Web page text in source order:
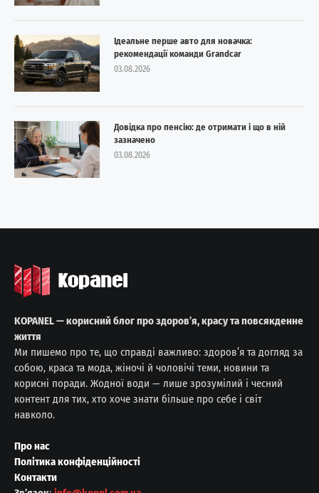
Ідеальне перше авто для новачка:
рекомендації команди Grandcar
03.08.2026
Довідка про пенсію: де отримати і що в ній
зазначено
03.08.2026
KOPANEL — корисний блог про здоров’я, красу та повсякденне
життя
Ми пишемо про те, що справді важливо: здоров’я та догляд за
собою, краса та мода, жіночі й чоловічі теми, новини та
корисні поради. Жодної води — лише зрозумілий і чесний
контент для тих, хто хоче знати більше про себе і світ
навколо.
Про нас
Політика конфіденційності
Контакти